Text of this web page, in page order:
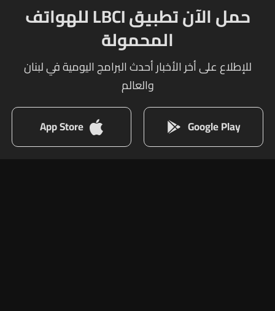
حمل الآن تطبيق LBCI للهواتف
المحمولة
للإطلاع على أخر الأخبار أحدث البرامج اليومية في لبنان
والعالم
Google Play
App Store